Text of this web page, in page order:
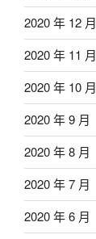
2020 年 12 月
2020 年 11 月
2020 年 10 月
2020 年 9 月
2020 年 8 月
2020 年 7 月
2020 年 6 月